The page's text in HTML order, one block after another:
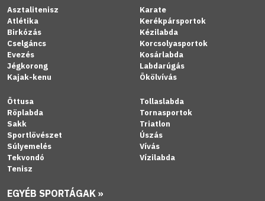
Asztalitenisz
Atlétika
Birkózás
Cselgáncs
Evezés
Jégkorong
Kajak-kenu
Karate
Kerékpársportok
Kézilabda
Korcsolyasportok
Kosárlabda
Labdarúgás
Ökölvívás
Öttusa
Röplabda
Sakk
Sportlövészet
Súlyemelés
Tekvondó
Tenisz
Tollaslabda
Tornasportok
Triatlon
Úszás
Vívás
Vízilabda
EGYÉB SPORTÁGAK »